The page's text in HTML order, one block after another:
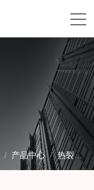
/ 产品中心/热裂解仪